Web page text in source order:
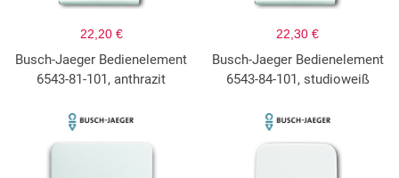
22,20 €
Busch-Jaeger Bedienelement
6543-81-101, anthrazit
22,30 €
Busch-Jaeger Bedienelement
6543-84-101, studioweiß